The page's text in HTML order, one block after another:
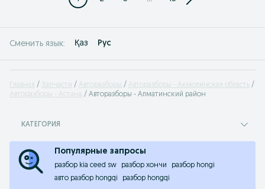
Сменить язык: Қаз Рус
Главная Запчасти Авторазборы
Авторазборы - Акмолинская область
Авторазборы - Астана
Авторазборы - Алматинский район
КАТЕГОРИЯ
Популярные запросы
разбор kia ceed sw разбор хончи
разбор hongi
авто разбор hongqi
разбор hongqi